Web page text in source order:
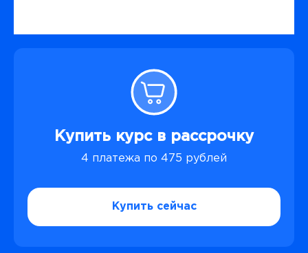
Купить курс в рассрочку
4 платежа по 475 рублей
Купить сейчас